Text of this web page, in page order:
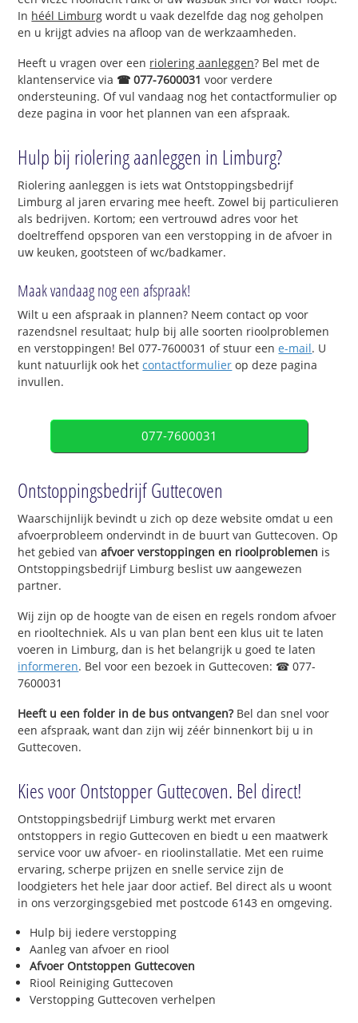
In héél Limburg wordt u vaak dezelfde dag nog geholpen
en u krijgt advies na afloop van de werkzaamheden.
Heeft u vragen over een riolering aanleggen? Bel met de
klantenservice via ☎ 077-7600031 voor verdere
ondersteuning. Of vul vandaag nog het contactformulier op
deze pagina in voor het plannen van een afspraak.
Hulp bij riolering aanleggen in Limburg?
Riolering aanleggen is iets wat Ontstoppingsbedrijf
Limburg al jaren ervaring mee heeft. Zowel bij particulieren
als bedrijven. Kortom; een vertrouwd adres voor het
doeltreffend opsporen van een verstopping in de afvoer in
uw keuken, gootsteen of wc/badkamer.
Maak vandaag nog een afspraak!
Wilt u een afspraak in plannen? Neem contact op voor
razendsnel resultaat; hulp bij alle soorten rioolproblemen
en verstoppingen! Bel 077-7600031 of stuur eene-mail. U
kunt natuurlijk ook hetcontactformulier op deze pagina
invullen.
077-7600031
Ontstoppingsbedrijf Guttecoven
Waarschijnlijk bevindt u zich op deze website omdat u een
afvoerprobleem ondervindt in de buurt van Guttecoven. Op
het gebied vanafvoer verstoppingen en rioolproblemen is
Ontstoppingsbedrijf Limburg beslist uw aangewezen
partner.
Wij zijn op de hoogte van de eisen en regels rondom afvoer
en riooltechniek. Als u van plan bent een klus uit te laten
voeren in Limburg, dan is het belangrijk u goed te laten
informeren. Bel voor een bezoek in Guttecoven: ☎ 077-
7600031
Heeft u een folder in de bus ontvangen?Bel dan snel voor
een afspraak, want dan zijn wij zéér binnenkort bij u in
Guttecoven.
Kies voor Ontstopper Guttecoven. Bel direct!
Ontstoppingsbedrijf Limburg werkt met ervaren
ontstoppers in regio Guttecoven en biedt u een maatwerk
service voor uw afvoer- en rioolinstallatie. Met een ruime
ervaring, scherpe prijzen en snelle service zijn de
loodgieters het hele jaar door actief. Bel direct als u woont
in ons verzorgingsgebied met postcode 6143 en omgeving.
Hulp bij iedere verstopping
Aanleg van afvoer en riool
Afvoer Ontstoppen Guttecoven
Riool Reiniging Guttecoven
Verstopping Guttecoven verhelpen